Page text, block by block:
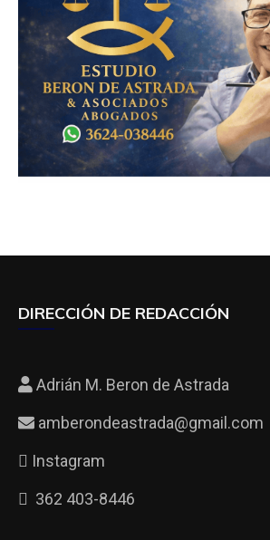
DIRECCIÓN DE REDACCIÓN
Adrián M. Beron de Astrada
amberondeastrada@gmail.com
Instagram
362 403-8446